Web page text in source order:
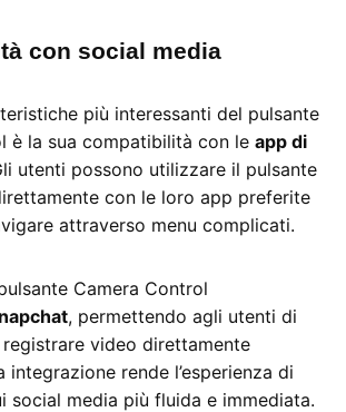
con social media
più interessanti del pulsante
è la sua compatibilità con leapp di
utenti possono utilizzare il pulsante
con le loro app preferite
attraverso menu complicati.
Camera Control
, permettendo agli utenti di
video direttamente
integrazione rende l’esperienza di
social media più fluida e immediata.